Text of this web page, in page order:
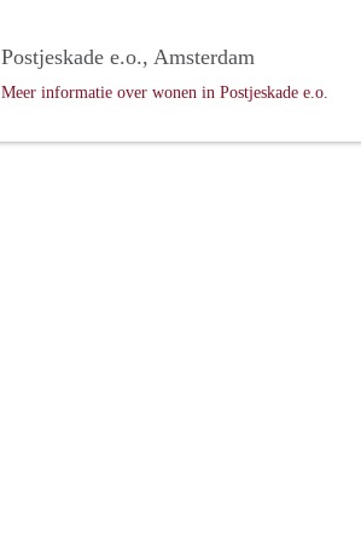
Postjeskade e.o., Amsterdam
Meer informatie over wonen in Postjeskade e.o.